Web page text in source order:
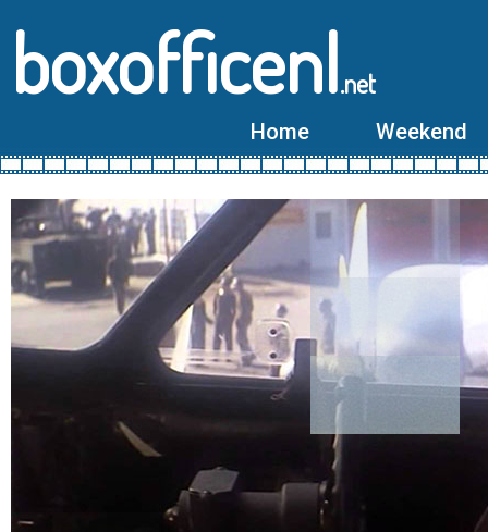
boxofficenl.net
Home Weekend